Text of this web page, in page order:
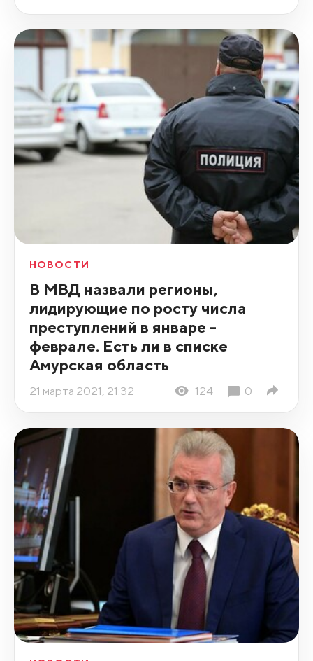
НОВОСТИ
В МВД назвали регионы,
лидирующие по росту числа
преступлений в январе -
феврале. Есть ли в списке
Амурская область
21 марта 2021, 21:32 124 0